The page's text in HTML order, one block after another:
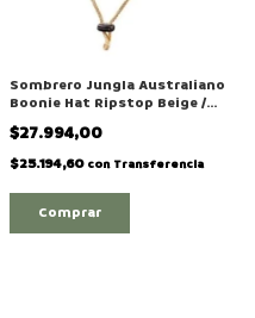
Sombrero Jungla Australiano
Boonie Hat Ripstop Beige /
Arena
$27.994,00
$25.194,60 con Transferencia
Comprar